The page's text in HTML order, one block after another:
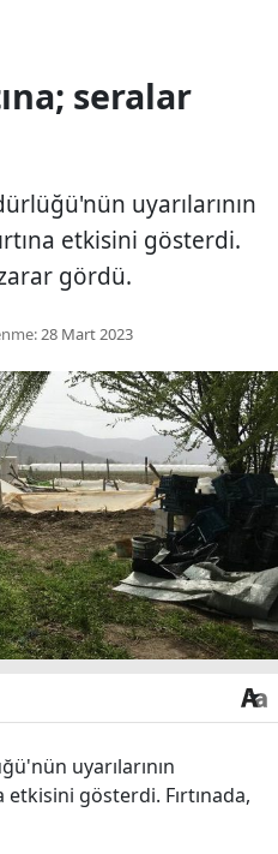
seralar
uyarılarının
etkisini gösterdi.
gördü.
28 Mart 2023
uyarılarının
etkisini gösterdi. Fırtınada,